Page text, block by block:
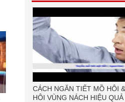
CÁCH NGĂN TIẾT MỒ HÔI
HÔI VÙNG NÁCH HIỆU